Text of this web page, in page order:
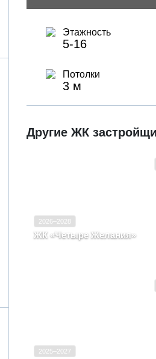
Этажность
5-16
Потолки
3 м
Другие ЖК
2026–2028
ЖК «Четыре Желания»
2025–2027